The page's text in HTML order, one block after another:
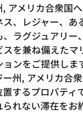
アメリカ合衆国
、レジャー、あ
ラグジュアリー
を兼ね備えたマ
ンをご提供しま
州, アメリカ合
するプロパティ
れない滞在をお